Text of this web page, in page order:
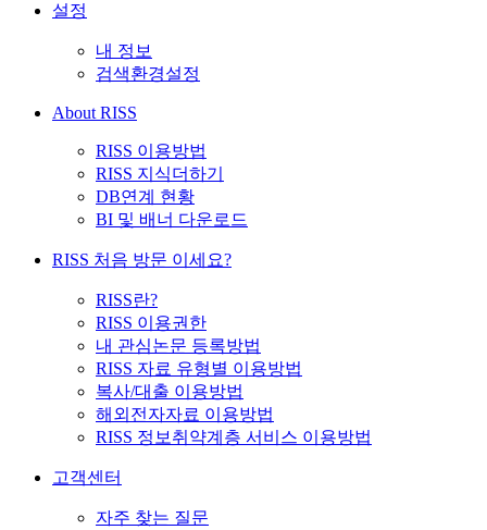
설정
내 정보
검색환경설정
About RISS
RISS 이용방법
RISS 지식더하기
DB연계 현황
BI 및 배너 다운로드
RISS 처음 방문 이세요?
RISS란?
RISS 이용권한
내 관심논문 등록방법
RISS 자료 유형별 이용방법
복사/대출 이용방법
해외전자자료 이용방법
RISS 정보취약계층 서비스 이용방법
고객센터
자주 찾는 질문